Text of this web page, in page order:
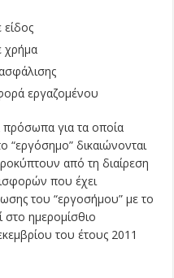
χρήμα
εργαζομένου
για τα οποία
“εργόσημο” δικαιώνονται
από τη διαίρεση
που έχει
του “εργοσήμου” με το
ημερομίσθιο
του έτους 2011